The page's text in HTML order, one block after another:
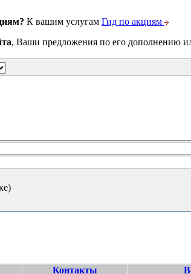
К вашим услугам Гид по акциям
, Ваши предложения по его дополнению
Контакты